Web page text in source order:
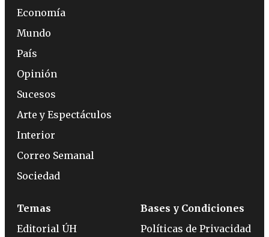
Economía
Mundo
País
Opinión
Sucesos
Arte y Espectáculos
Interior
Correo Semanal
Sociedad
Temas
Editorial ÚH
Bases y Condiciones
Políticas de Privacidad